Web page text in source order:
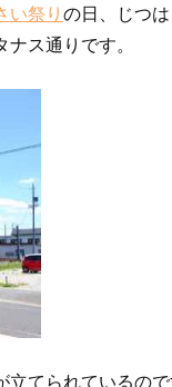
い祭り の日、じつ
ス通りです。
立てられているの